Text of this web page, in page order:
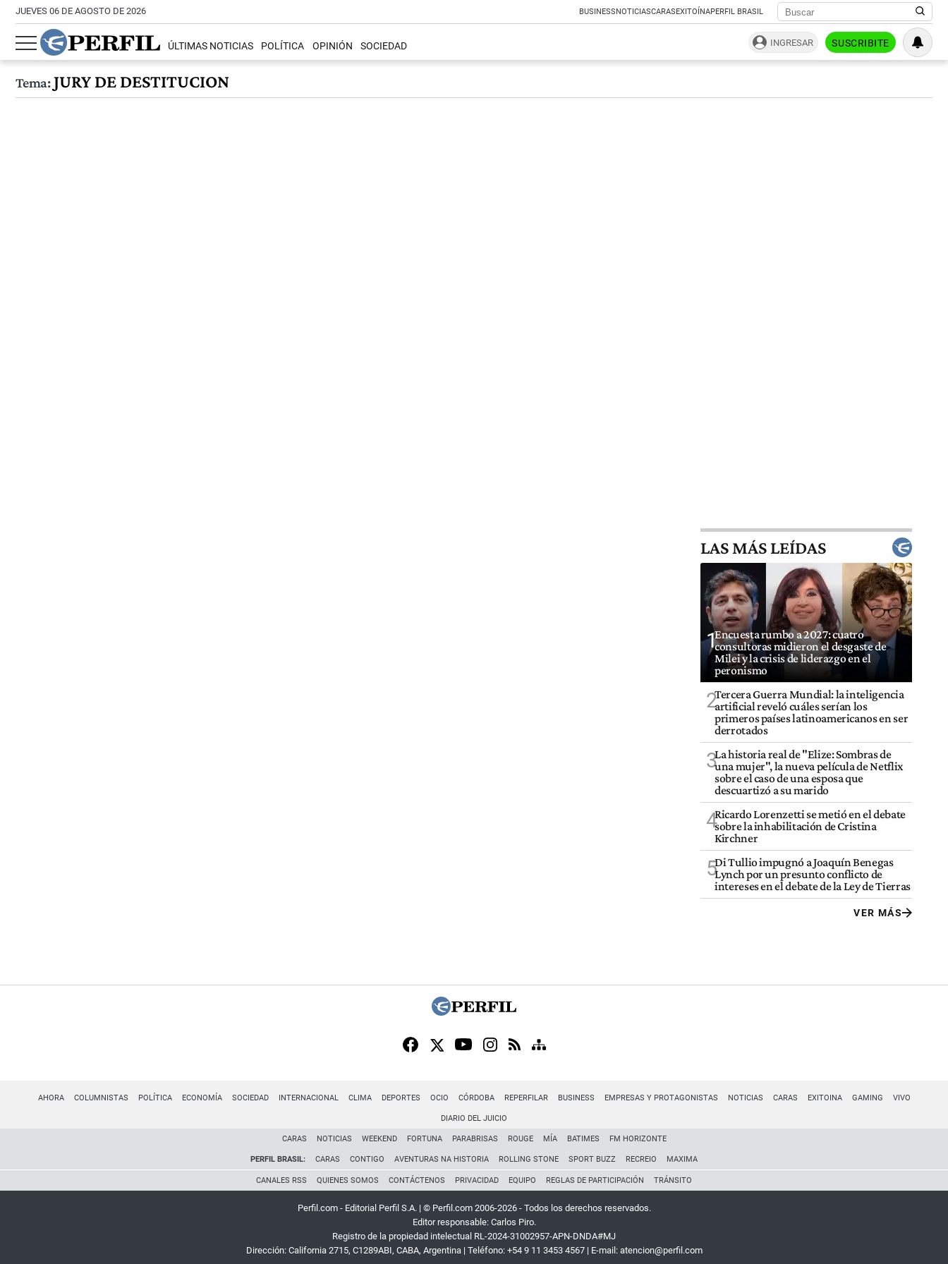
JUEVES 06 DE AGOSTO DE 2026 BUSINESSNOTICIASCARASEXITOÍNAPERFIL BRASIL
ÚLTIMAS NOTICIAS POLÍTICA OPINIÓN SOCIEDAD INGRESAR SUSCRIBITE
Tema:JURY DE DESTITUCION
LAS MÁS LEÍDAS
1Encuesta rumbo a 2027: cuatro
consultoras midieron el desgaste de
Milei y la crisis de liderazgo en el
peronismo
2Tercera Guerra Mundial: la inteligencia
artificial reveló cuáles serían los
primeros países latinoamericanos en ser
derrotados
3La historia real de "Elize: Sombras de
una mujer", la nueva película de Netflix
sobre el caso de una esposa que
descuartizó a su marido
4Ricardo Lorenzetti se metió en el debate
sobre la inhabilitación de Cristina
Kirchner
5Di Tullio impugnó a Joaquín Benegas
Lynch por un presunto conflicto de
intereses en el debate de la Ley de Tierras
VER MÁS
AHORA COLUMNISTAS POLÍTICA ECONOMÍA SOCIEDAD INTERNACIONAL CLIMA DEPORTES OCIO CÓRDOBA REPERFILAR BUSINESS EMPRESAS Y PROTAGONISTAS NOTICIAS CARAS EXITOINA GAMING VIVO
DIARIO DEL JUICIO
CARAS NOTICIAS WEEKEND FORTUNA PARABRISAS ROUGE MÍA BATIMES FM HORIZONTE
PERFIL BRASIL: CARAS CONTIGO AVENTURAS NA HISTORIA ROLLING STONE SPORT BUZZ RECREIO MAXIMA
CANALES RSS QUIENES SOMOS CONTÁCTENOS PRIVACIDAD EQUIPO REGLAS DE PARTICIPACIÓN TRÁNSITO
Perfil.com - Editorial Perfil S.A. | © Perfil.com 2006-2026 - Todos los derechos reservados.
Editor responsable: Carlos Piro.
Registro de la propiedad intelectual RL-2024-31002957-APN-DNDA#MJ
Dirección: California 2715, C1289ABI, CABA, Argentina| Teléfono: +54 9 11 3453 4567| E-mail: atencion@perfil.com